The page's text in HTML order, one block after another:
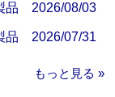
品 2026/08/03
品 2026/07/31
もっと見る »